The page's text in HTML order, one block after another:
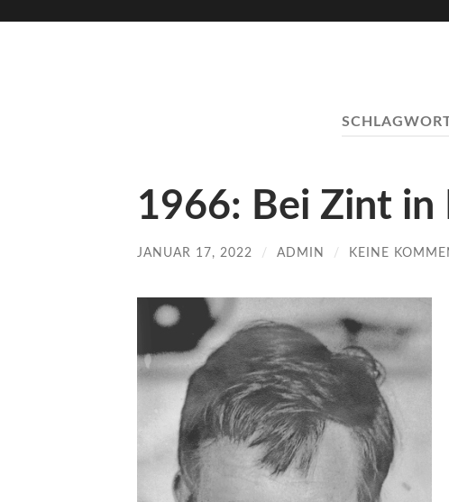
1966: Bei Zint in
JANUAR 17, 2022 / ADMIN / KEINE